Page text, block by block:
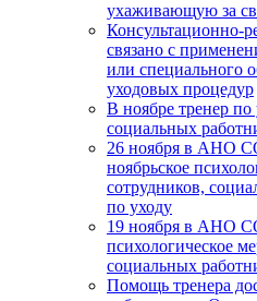
ухаживающую за
Консультационно-
связано с
или специального
уходовых процедур
В ноябре тренер по
социальных
26 ноября в АНО
ноябрьское
сотрудников,
по уходу
19 ноября в АНО
психологическое
социальных
Помощь тренера